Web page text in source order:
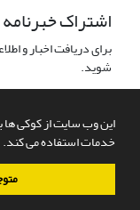
این وب سایت از کوکی ها
خدمات استفاده می کند.
اشتراک خبرنامه
برای دریافت اخبار و
شوید.
سامانه مدیریت